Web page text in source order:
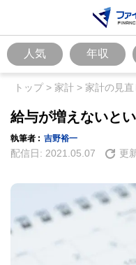
人気 年収
トップ> 家計 > 家計の見直
給与が増えないと
執筆者 : 吉野裕一
配信日: 2021.05.07 更